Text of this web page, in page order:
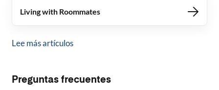
Living with Roommates
Lee más artículos
Preguntas frecuentes